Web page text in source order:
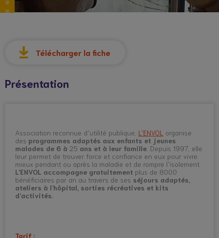
Télécharger la fiche
Présentation
Association reconnue d’utilité publique, L’ENVOL organise
des programmes adaptés aux enfants et jeunes
malades de 6 à 25 ans et à leur famille . Depuis 1997, elle
leur permet de trouver force et confiance en eux pour vivre
mieux pendant ou après la maladie et de rompre l’isolement.
L’ENVOL accompagne gratuitement plus de 8000
bénéficiaires par an au travers de ses séjours adaptés,
ateliers à l’hôpital, sorties récréatives et kits
d’activités.
Tarif :